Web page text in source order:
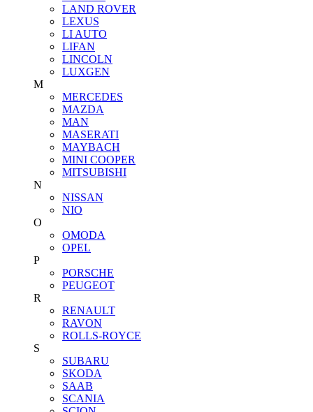
LAND ROVER
LEXUS
LI AUTO
LIFAN
LINCOLN
LUXGEN
M
MERCEDES
MAZDA
MAN
MASERATI
MAYBACH
MINI COOPER
MITSUBISHI
N
NISSAN
NIO
O
OMODA
OPEL
P
PORSCHE
PEUGEOT
R
RENAULT
RAVON
ROLLS-ROYCE
S
SUBARU
SKODA
SAAB
SCANIA